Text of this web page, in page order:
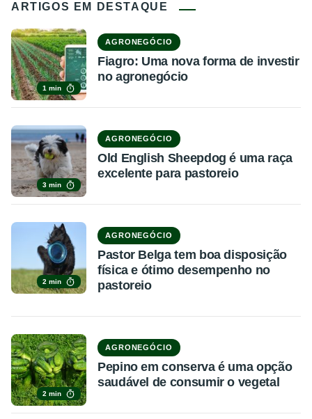
ARTIGOS EM DESTAQUE
1 min
AGRONEGÓCIO
Fiagro: Uma nova forma de investir
no agronegócio
3 min
AGRONEGÓCIO
Old English Sheepdog é uma raça
excelente para pastoreio
2 min
AGRONEGÓCIO
Pastor Belga tem boa disposição
física e ótimo desempenho no
pastoreio
2 min
AGRONEGÓCIO
Pepino em conserva é uma opção
saudável de consumir o vegetal